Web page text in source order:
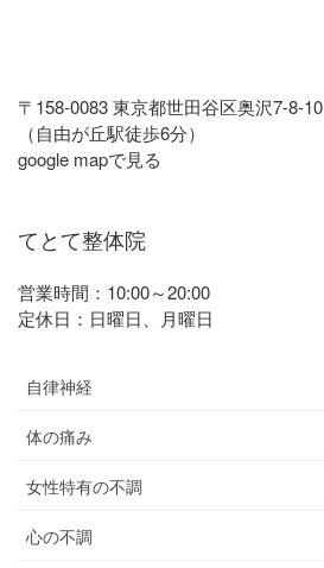
〒158-0083 東京都世田谷区奥沢7-8-10
（自由が丘駅徒歩6分）
google mapで見る
てとて整体院
営業時間：10:00～20:00
定休日：日曜日、月曜日
自律神経
体の痛み
女性特有の不調
心の不調